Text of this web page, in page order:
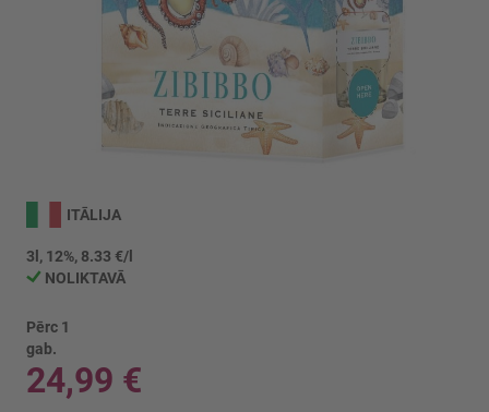
galerijas
sākumu
ITĀLIJA
3l, 12%, 8.33 €/l
NOLIKTAVĀ
Pērc 1
gab.
24,99 €